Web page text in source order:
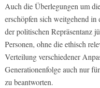
Auch die Überlegungen um
erschöpfen sich weitgehend
der politischen Repräsentanz
Personen, ohne die ethisch
Verteilung verschiedener
Generationenfolge auch nur
zu beantworten.